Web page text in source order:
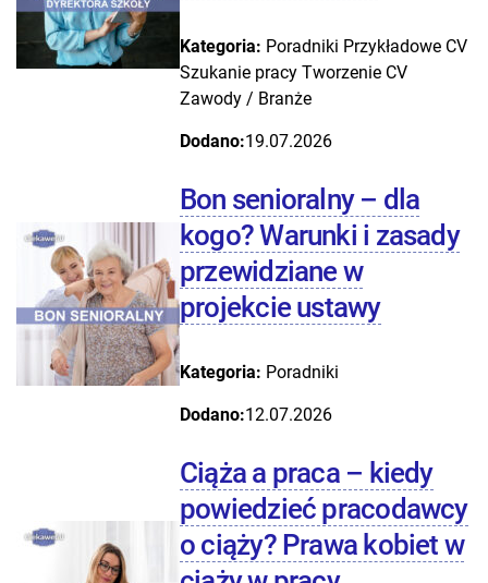
Kategoria: Poradniki Przykładowe CV
Szukanie pracy Tworzenie CV
Zawody / Branże
Dodano:19.07.2026
Bon senioralny – dla
kogo? Warunki i zasady
przewidziane w
projekcie ustawy
Kategoria: Poradniki
Dodano:12.07.2026
Ciąża a praca – kiedy
powiedzieć pracodawcy
o ciąży? Prawa kobiet w